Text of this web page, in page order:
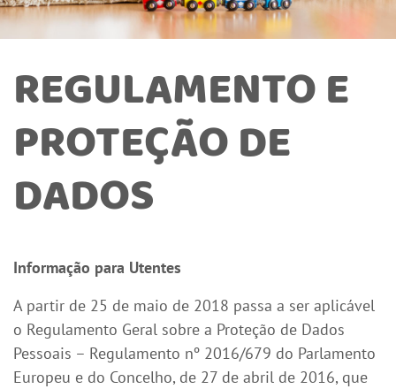
REGULAMENTO E
PROTEÇÃO DE
DADOS
Informação para Utentes
A partir de 25 de maio de 2018 passa a ser aplicável
o Regulamento Geral sobre a Proteção de Dados
Pessoais – Regulamento nº 2016/679 do Parlamento
Europeu e do Concelho, de 27 de abril de 2016, que